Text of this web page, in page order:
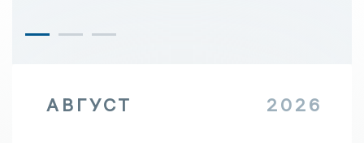
АВГУСТ 2026